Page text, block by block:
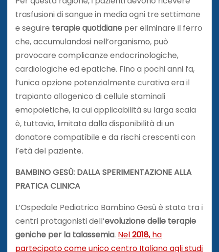
trasfusioni di sangue in media ogni tre settimane
e seguire terapie quotidiane per eliminare il ferro
che, accumulandosi nell’organismo, può
provocare complicanze endocrinologiche,
cardiologiche ed epatiche. Fino a pochi anni fa,
l’unica opzione potenzialmente curativa era il
trapianto allogenico di cellule staminali
emopoietiche, la cui applicabilità su larga scala
è, tuttavia, limitata dalla disponibilità di un
donatore compatibile e da rischi crescenti con
l’età del paziente.
BAMBINO GESÙ: DALLA SPERIMENTAZIONE ALLA
PRATICA CLINICA
L’Ospedale Pediatrico Bambino Gesù è stato tra i
centri protagonisti dell’evoluzione delle terapie
geniche per la talassemia. Nel2018,ha
partecipato come unico centro Italiano agli studi